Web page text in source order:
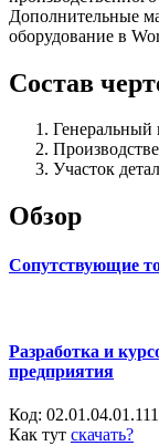
Дополнительные
оборудование в
Состав
Генеральный
Участок
Обзор
Сопутствующие
Разработка и
предприятия
Код: 02.01.04.01.111
Как тут скачать?